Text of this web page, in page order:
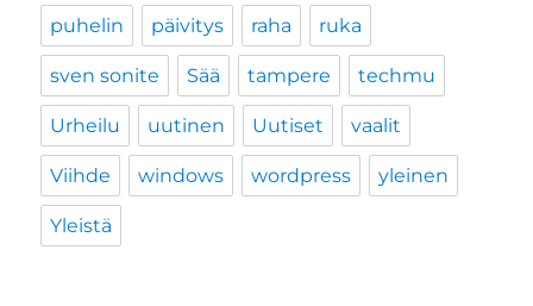
puhelin päivitys raha ruka
sven sonite Sää tampere techmu
Urheilu uutinen Uutiset vaalit
Viihde windows wordpress yleinen
Yleistä